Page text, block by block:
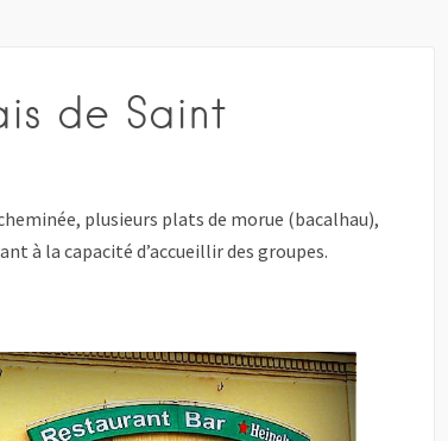
de Saint
plusieurs plats de morue (bacalhau),
à la capacité d’accueillir des groupes.